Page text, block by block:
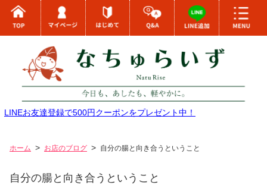
LINEお友達登録で500円クーポンをプレゼント中！
ホーム お店のブログ 自分の腸と向き合うということ
自分の腸と向き合うということ